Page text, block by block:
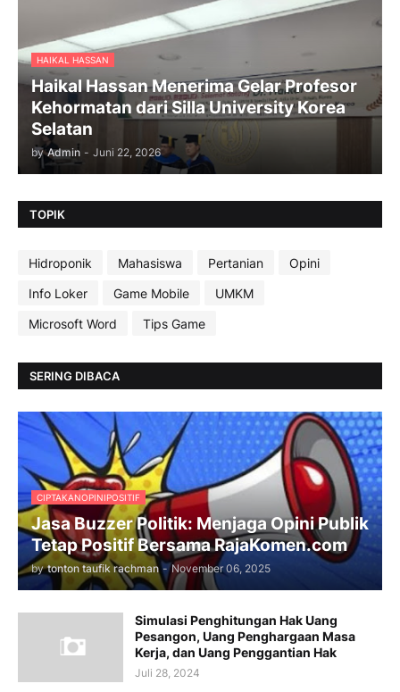
HAIKAL HASSAN
Haikal Hassan Menerima Gelar Profesor
Kehormatan dari Silla University Korea
Selatan
by Admin - Juni 22, 2026
TOPIK
Hidroponik Mahasiswa Pertanian
Opini
Info Loker
Game Mobile
UMKM
Microsoft Word
Tips Game
SERING DIBACA
CIPTAKANOPINIPOSITIF
Jasa Buzzer Politik: Menjaga Opini Publik
Tetap Positif Bersama RajaKomen.com
by tonton taufik rachman - November 06, 2025
Simulasi Penghitungan Hak Uang
Pesangon, Uang Penghargaan Masa
Kerja, dan Uang Penggantian Hak
Juli 28, 2024